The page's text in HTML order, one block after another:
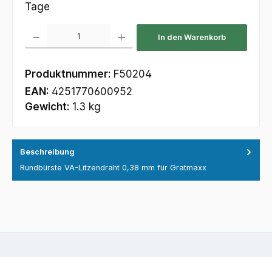
Tage
In den Warenkorb
Produktnummer: F50204
EAN: 4251770600952
Gewicht: 1.3 kg
Beschreibung
Rundbürste VA-Litzendraht 0,38 mm für Gratmaxx